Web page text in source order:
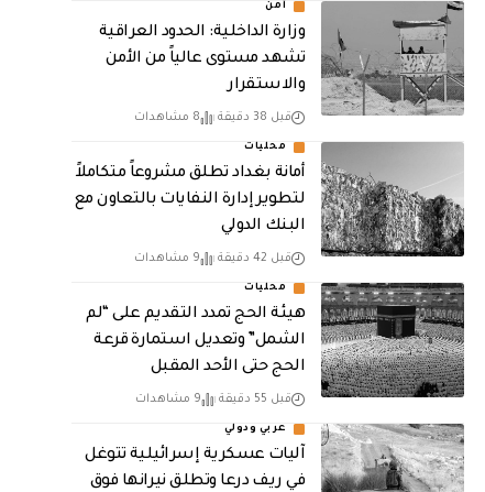
أمن
وزارة الداخلية: الحدود العراقية
تشهد مستوى عالياً من الأمن
والاستقرار
قبل 38 دقيقة 8 مشاهدات
محليات
أمانة بغداد تطلق مشروعاً متكاملاً
لتطوير إدارة النفايات بالتعاون مع
البنك الدولي
قبل 42 دقيقة 9 مشاهدات
محليات
هيئة الحج تمدد التقديم على “لم
الشمل” وتعديل استمارة قرعة
الحج حتى الأحد المقبل
قبل 55 دقيقة 9 مشاهدات
عربي ودولي
آليات عسكرية إسرائيلية تتوغل
في ريف درعا وتطلق نيرانها فوق